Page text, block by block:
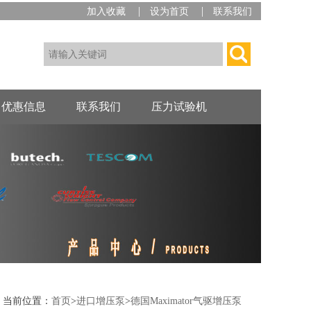
加入收藏 | 设为首页 | 联系我们
优惠信息 联系我们 压力试验机
当前位置： 首页 >进口增压泵>德国Maximator气驱增压泵